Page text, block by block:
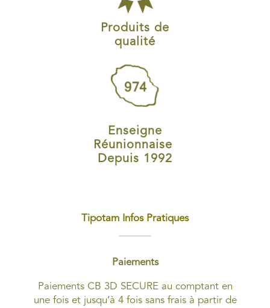
Produits de
qualité
Enseigne
Réunionnaise
Depuis 1992
Tipotam Infos Pratiques
Paiements
Paiements CB 3D SECURE au comptant en
une fois et jusqu’à 4 fois sans frais à partir de